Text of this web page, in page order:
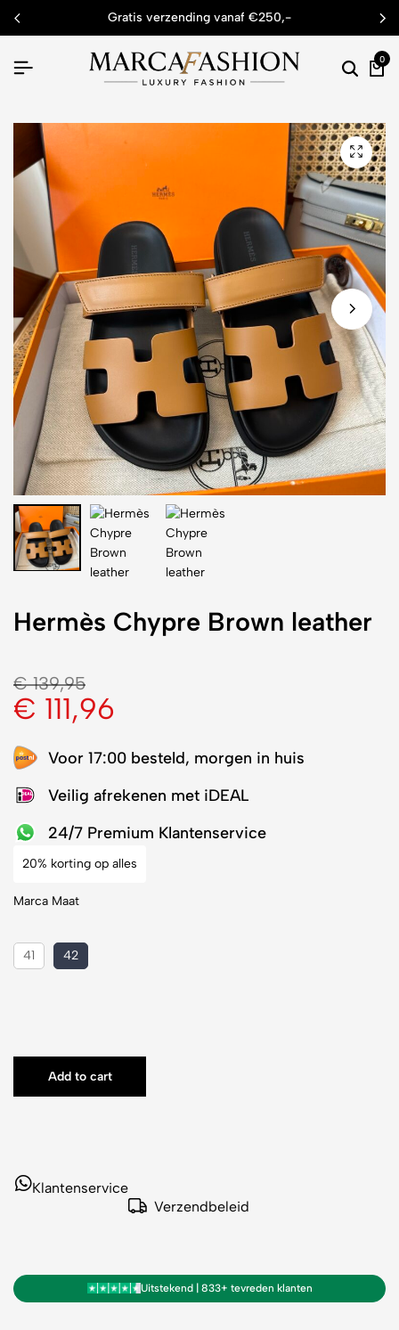
gratis verzending vanaf €250,-
0
Hermès Chypre Brown leather
€139,95
€ 111,96
Voor 17:00 besteld, morgen in huis
Veilig afrekenen met iDEAL
24/7 Premium Klantenservice
20% korting op alles
Marca Maat
41 42
Add to cart
Klantenservice
Verzendbeleid
Uitstekend | 833+ tevreden klanten